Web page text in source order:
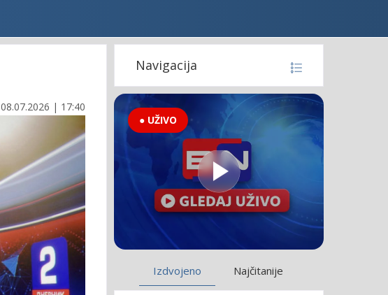
08.07.2026 | 17:40
Navigacija
● UŽIVO
Izdvojeno Najčitanije